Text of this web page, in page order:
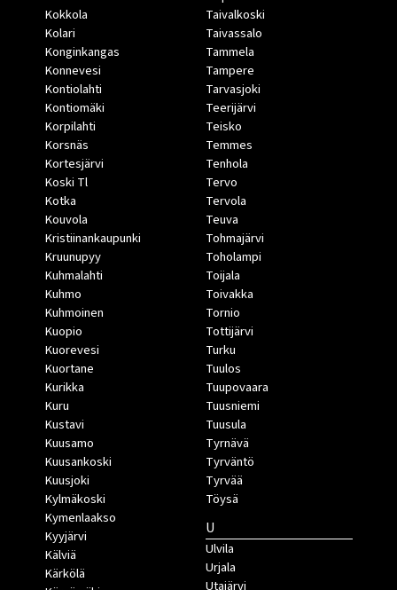
Kokkola
Kolari
Konginkangas
Konnevesi
Kontiolahti
Kontiomäki
Korpilahti
Korsnäs
Kortesjärvi
Koski Tl
Kotka
Kouvola
Kristiinankaupunki
Kruunupyy
Kuhmalahti
Kuhmo
Kuhmoinen
Kuopio
Kuorevesi
Kuortane
Kurikka
Kuru
Kustavi
Kuusamo
Kuusankoski
Kuusjoki
Kylmäkoski
Kymenlaakso
Kyyjärvi
Kälviä
Kärkölä
Taivalkoski
Taivassalo
Tammela
Tampere
Tarvasjoki
Teerijärvi
Teisko
Temmes
Tenhola
Tervo
Tervola
Teuva
Tohmajärvi
Toholampi
Toijala
Toivakka
Tornio
Tottijärvi
Turku
Tuulos
Tuupovaara
Tuusniemi
Tuusula
Tyrnävä
Tyrväntö
Tyrvää
Töysä
U
Ulvila
Urjala